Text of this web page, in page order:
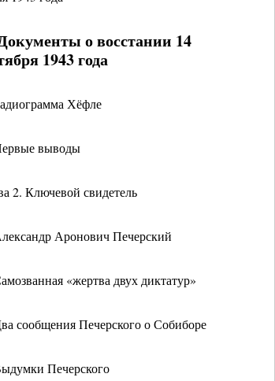
о восстании 14
1943 года
Хёфле
выводы
2. Ключевой свидетель
Аронович Печерский
«жертва двух диктатур»
сообщения Печерского о Собиборе
Печерского